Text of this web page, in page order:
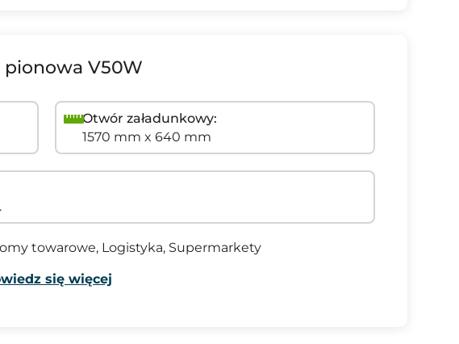
pionowa V50W
Otwór załadunkowy:
1570 mm x 640 mm
towarowe, Logistyka, Supermarkety
się więcej